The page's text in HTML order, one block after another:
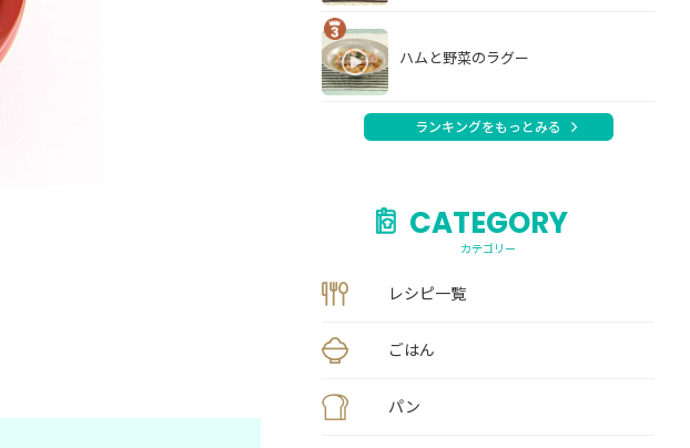
ハムと野菜のラグー
ランキングをもっとみる
CATEGORY
カテゴリー
レシピ一覧
ごはん
パン